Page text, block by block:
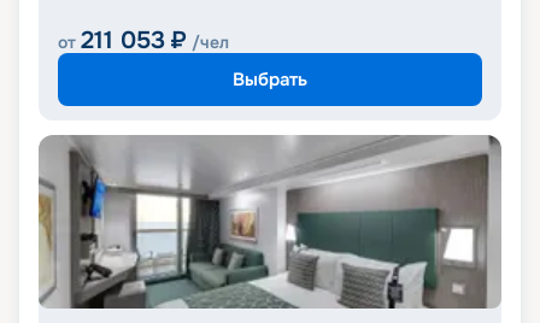
от 211 053 ₽ /чел
Выбрать